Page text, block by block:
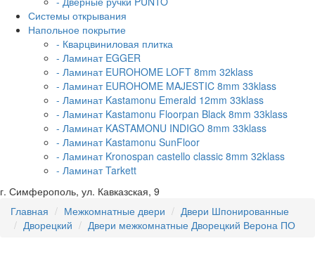
Системы открывания
Напольное покрытие
- Кварцвиниловая плитка
- Ламинат EGGER
- Ламинат EUROHOME LOFT 8mm 32klass
- Ламинат EUROHOME MAJESTIC 8mm 33klass
- Ламинат Kastamonu Emerald 12mm 33klass
- Ламинат Kastamonu Floorpan Black 8mm 33klass
- Ламинат KASTAMONU INDIGO 8mm 33klass
- Ламинат Kastamonu SunFloor
- Ламинат Kronospan castello classic 8mm 32klass
- Ламинат Tarkett
г. Симферополь, ул. Кавказская, 9
Главная
Межкомнатные двери
Двери Шпонированные
Дворецкий
Двери межкомнатные Дворецкий Верона ПО